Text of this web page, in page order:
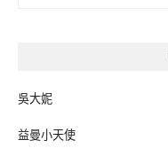
吳大妮
益曼小天使